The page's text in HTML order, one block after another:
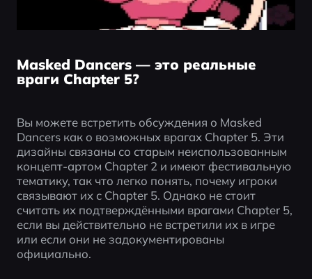
Masked Dancers — это реальные
враги Chapter 5?
Вы можете встретить обсуждения о Masked
Dancers как о возможных врагах Chapter 5. Эти
дизайны связаны со старым неиспользованным
концепт-артом Chapter 2 и имеют фестивальную
тематику, так что легко понять, почему игроки
связывают их с Chapter 5. Однако не стоит
считать их подтверждёнными врагами Chapter 5,
если вы действительно не встретили их в игре
или если они не задокументированы
официально.